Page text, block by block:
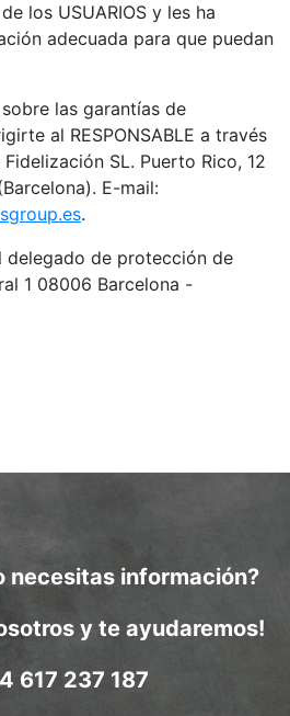
los USUARIOS y les ha
adecuada para que puedan
las garantías de
al RESPONSABLE a través
SL. Puerto Rico, 12
E-mail:
.
de protección de
1 08006 Barcelona -
necesitas información?
y te ayudaremos!
617 237 187